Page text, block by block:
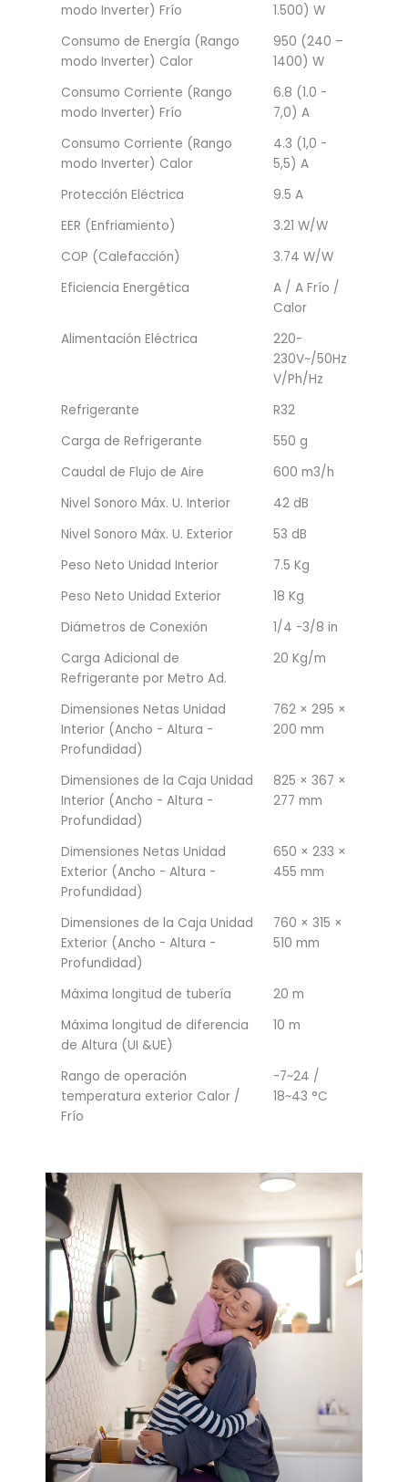
modo Inverter) Frío
1.500) W
Consumo de Energía (Rango
modo Inverter) Calor
950 (240 –
1400) W
Consumo Corriente (Rango
modo Inverter) Frío
6.8 (1.0 -
7,0) A
Consumo Corriente (Rango
modo Inverter) Calor
4.3 (1,0 -
5,5) A
Protección Eléctrica
9.5 A
EER (Enfriamiento)
3.21 W/W
COP (Calefacción)
3.74 W/W
Eficiencia Energética
A / A Frío /
Calor
Alimentación Eléctrica
220-
230V~/50Hz
V/Ph/Hz
Refrigerante
R32
Carga de Refrigerante
550 g
Caudal de Flujo de Aire
600 m3/h
Nivel Sonoro Máx. U. Interior
42 dB
Nivel Sonoro Máx. U. Exterior
53 dB
Peso Neto Unidad Interior
7.5 Kg
Peso Neto Unidad Exterior
18 Kg
Diámetros de Conexión
1/4 -3/8 in
Carga Adicional de
Refrigerante por Metro Ad.
20 Kg/m
Dimensiones Netas Unidad
Interior (Ancho - Altura -
Profundidad)
762 × 295 ×
200 mm
Dimensiones de la Caja Unidad
Interior (Ancho - Altura -
Profundidad)
825 × 367 ×
277 mm
Dimensiones Netas Unidad
Exterior (Ancho - Altura -
Profundidad)
650 × 233 ×
455 mm
Dimensiones de la Caja Unidad
Exterior (Ancho - Altura -
Profundidad)
760 × 315 ×
510 mm
Máxima longitud de tubería
20 m
Máxima longitud de diferencia
de Altura (UI &UE)
10 m
Rango de operación
temperatura exterior Calor /
Frío
-7~24 /
18~43 °C